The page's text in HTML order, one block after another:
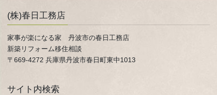
(株)春日工務店
家事が楽になる家 丹波市の春日工務店
新築リフォーム移住相談
〒669-4272 兵庫県丹波市春日町東中1013
サイト内検索